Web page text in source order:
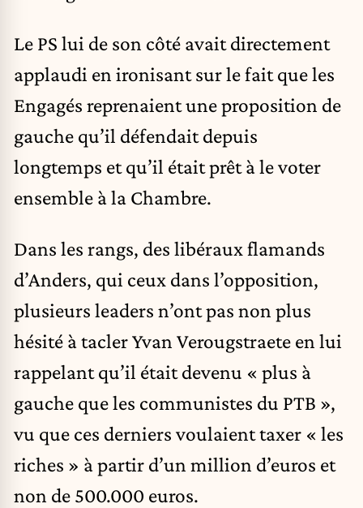
Le PS lui de son côté avait directement
applaudi en ironisant sur le fait que les
Engagés reprenaient une proposition de
gauche qu’il défendait depuis
longtemps et qu’il était prêt à le voter
ensemble à la Chambre.
Dans les rangs, des libéraux flamands
d’Anders, qui ceux dans l’opposition,
plusieurs leaders n’ont pas non plus
hésité à tacler Yvan Verougstraete en lui
rappelant qu’il était devenu « plus à
gauche que les communistes du PTB »,
vu que ces derniers voulaient taxer « les
riches » à partir d’un million d’euros et
non de 500.000 euros.